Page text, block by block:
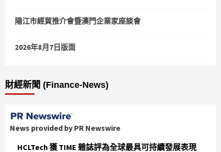
陽江市經貿推介會暨澳門企業家座談會
2026年8月7日版面
財經新聞 (Finance-News)
News provided by PR Newswire
HCLTech 獲 TIME 雜誌評為全球最具可持續發展表現